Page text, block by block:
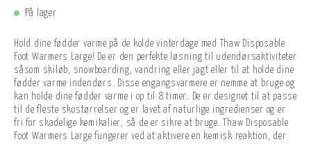
På lager
Hold dine fødder varme på de kolde vinterdage med Thaw Disposable
Foot Warmers Large! De er den perfekte løsning til udendørsaktiviteter
såsom skiløb, snowboarding, vandring eller jagt eller til at holde dine
fødder varme indendørs. Disse engangsvarmere er nemme at bruge og
kan holde dine fødder varme i op til 8 timer. De er designet til at passe
til de fleste skostørrelser og er lavet af naturlige ingredienser og er
fri for skadelige kemikalier, så de er sikre at bruge. Thaw Disposable
Foot Warmers Large fungerer ved at aktivere en kemisk reaktion, der